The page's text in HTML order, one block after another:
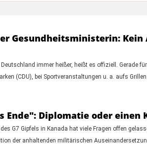
Gesundheitsministerin:
immer heißer, heißt es offiziell. Gerade
(CDU), bei Sportveranstaltungen u. a. aufs
Ende": Diplomatie oder einen
G7 Gipfels in Kanada hat viele Fragen offen
der anhaltenden militärischen